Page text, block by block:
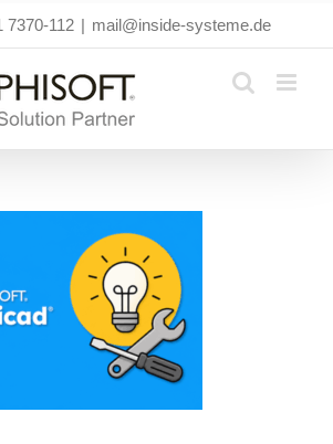
7370-112 | mail@inside-systeme.de